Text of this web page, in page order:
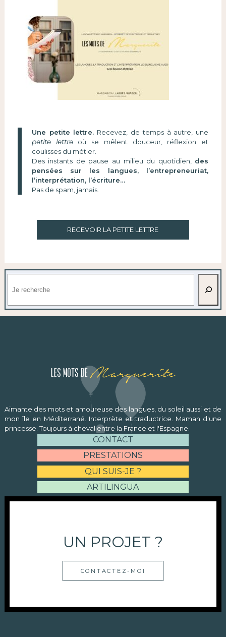
Une petite lettre. Recevez, de temps à autre, une
petite lettreoù se mêlent douceur, réflexion et
coulisses du métier.
Des instants de pause au milieu du quotidien, des
pensées sur les langues, l’entrepreneuriat,
l’interprétation, l’écriture…
Pas de spam, jamais.
RECEVOIR LA PETITE LETTRE
Les mots de Marguerite
Aimante des mots et amoureuse des langues, du soleil aussi et de
mon île en Méditerrané. Interprète et traductrice. Maman d'une
princesse. Toujours à cheval entre la France et l'Espagne.
CONTACT
PRESTATIONS
QUI SUIS-JE ?
ARTILINGUA
UN PROJET ?
CONTACTEZ-MOI